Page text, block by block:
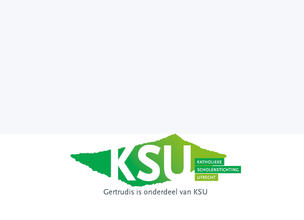
Gertrudis is onderdeel van KSU